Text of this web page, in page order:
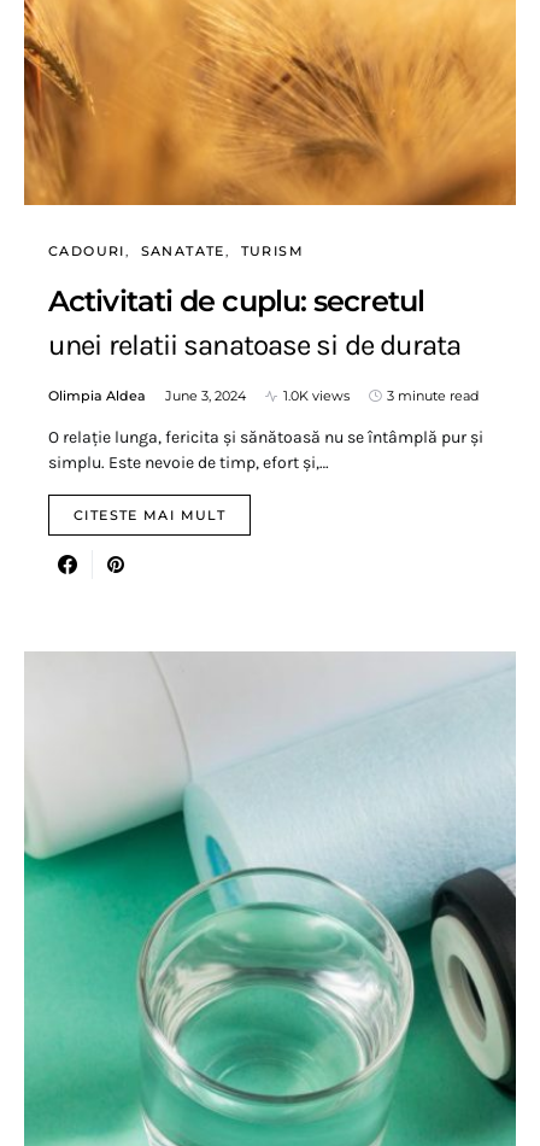
CADOURI SANATATE TURISM
Activitati de cuplu: secretul
unei relatii sanatoase si de durata
Olimpia Aldea June 3, 2024 1.0K views 3 minute read
O relație lunga, fericita și sănătoasă nu se întâmplă pur și
simplu. Este nevoie de timp, efort și,…
CITESTE MAI MULT